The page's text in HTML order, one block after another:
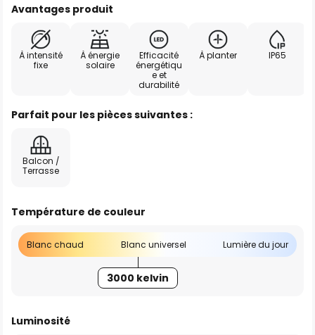
Avantages produit
À intensité
fixe
À énergie
solaire
Efficacité
énergétiqu
e et
durabilité
À planter IP65
Parfait pour les pièces suivantes :
Balcon /
Terrasse
Température de couleur
Blanc chaud Blanc universel Lumière du jour
3000 kelvin
Luminosité